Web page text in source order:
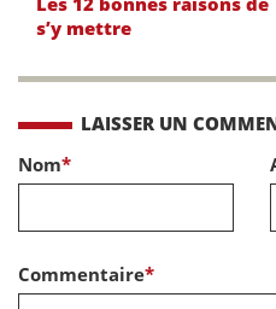
s’y mettre
LAISSER UN
Nom*
Commentaire*